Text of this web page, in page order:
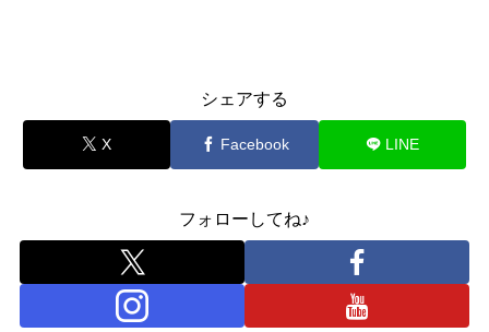
シェアする
X Facebook LINE
フォローしてね♪